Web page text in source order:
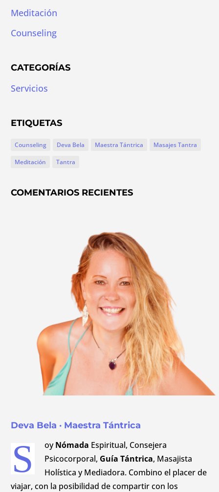
Meditación
Counseling
CATEGORÍAS
Servicios
ETIQUETAS
Counseling Deva Bela Maestra Tántrica Masajes Tantra
Meditación Tantra
COMENTARIOS RECIENTES
Deva Bela · Maestra Tántrica
S oyNómada Espiritual, Consejera
Psicocorporal, Guía Tántrica, Masajista
Holística y Mediadora. Combino el placer de
viajar, con la posibilidad de compartir con los